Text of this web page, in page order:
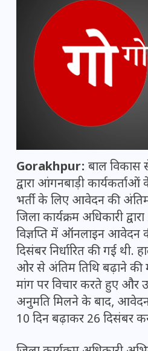
Gorakhpur: बाल विकास
द्वारा आंगनबाड़ी
भर्ती के लिए आवेदन की
जिला कार्यक्रम अधिकारी
विज्ञप्ति में ऑनलाइन आवेदन
दिसंबर निर्धारित की गई थी.
ओर से अंतिम तिथि बढ़ाने की
मांग पर विचार करते हुए और
अनुमति मिलने के बाद,
10 दिन बढ़ाकर 26 दिसंबर